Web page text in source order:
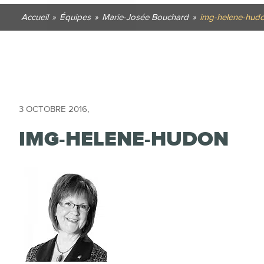
Accueil » Équipes » Marie-Josée Bouchard » img-helene-
3 OCTOBRE 2016,
IMG-HELENE-HUDON